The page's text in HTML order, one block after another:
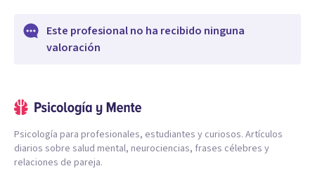
Este profesional no ha recibido ninguna
valoración
Psicología para profesionales, estudiantes y curiosos. Artículos
diarios sobre salud mental, neurociencias, frases célebres y
relaciones de pareja.